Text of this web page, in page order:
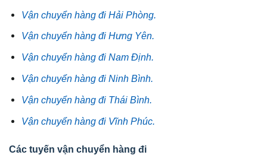
Vận chuyển hàng đi Hải Phòng.
Vận chuyển hàng đi Hưng Yên.
Vận chuyển hàng đi Nam Định.
Vận chuyển hàng đi Ninh Bình.
Vận chuyển hàng đi Thái Bình.
Vận chuyển hàng đi Vĩnh Phúc.
Các tuyến vận chuyển hàng đi